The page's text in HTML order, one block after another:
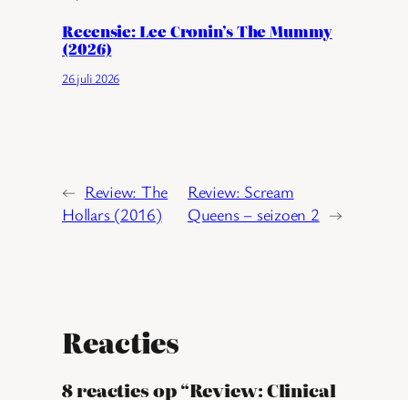
Recensie: Lee Cronin’s The Mummy
(2026)
26 juli 2026
← Review: The
Hollars (2016)
Review: Scream
Queens – seizoen 2 →
Reacties
8 reacties op “Review: Clinical